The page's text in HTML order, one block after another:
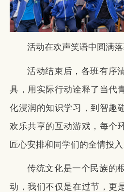
活动在欢声笑语中圆满落
活动结束后，各班有序
具，用实际行动诠释了当代
化浸润的知识学习，到智趣
欢乐共享的互动游戏，每个
匠心安排和同学们的全情投入
传统文化是一个民族的
动，我们不仅是在过节，更